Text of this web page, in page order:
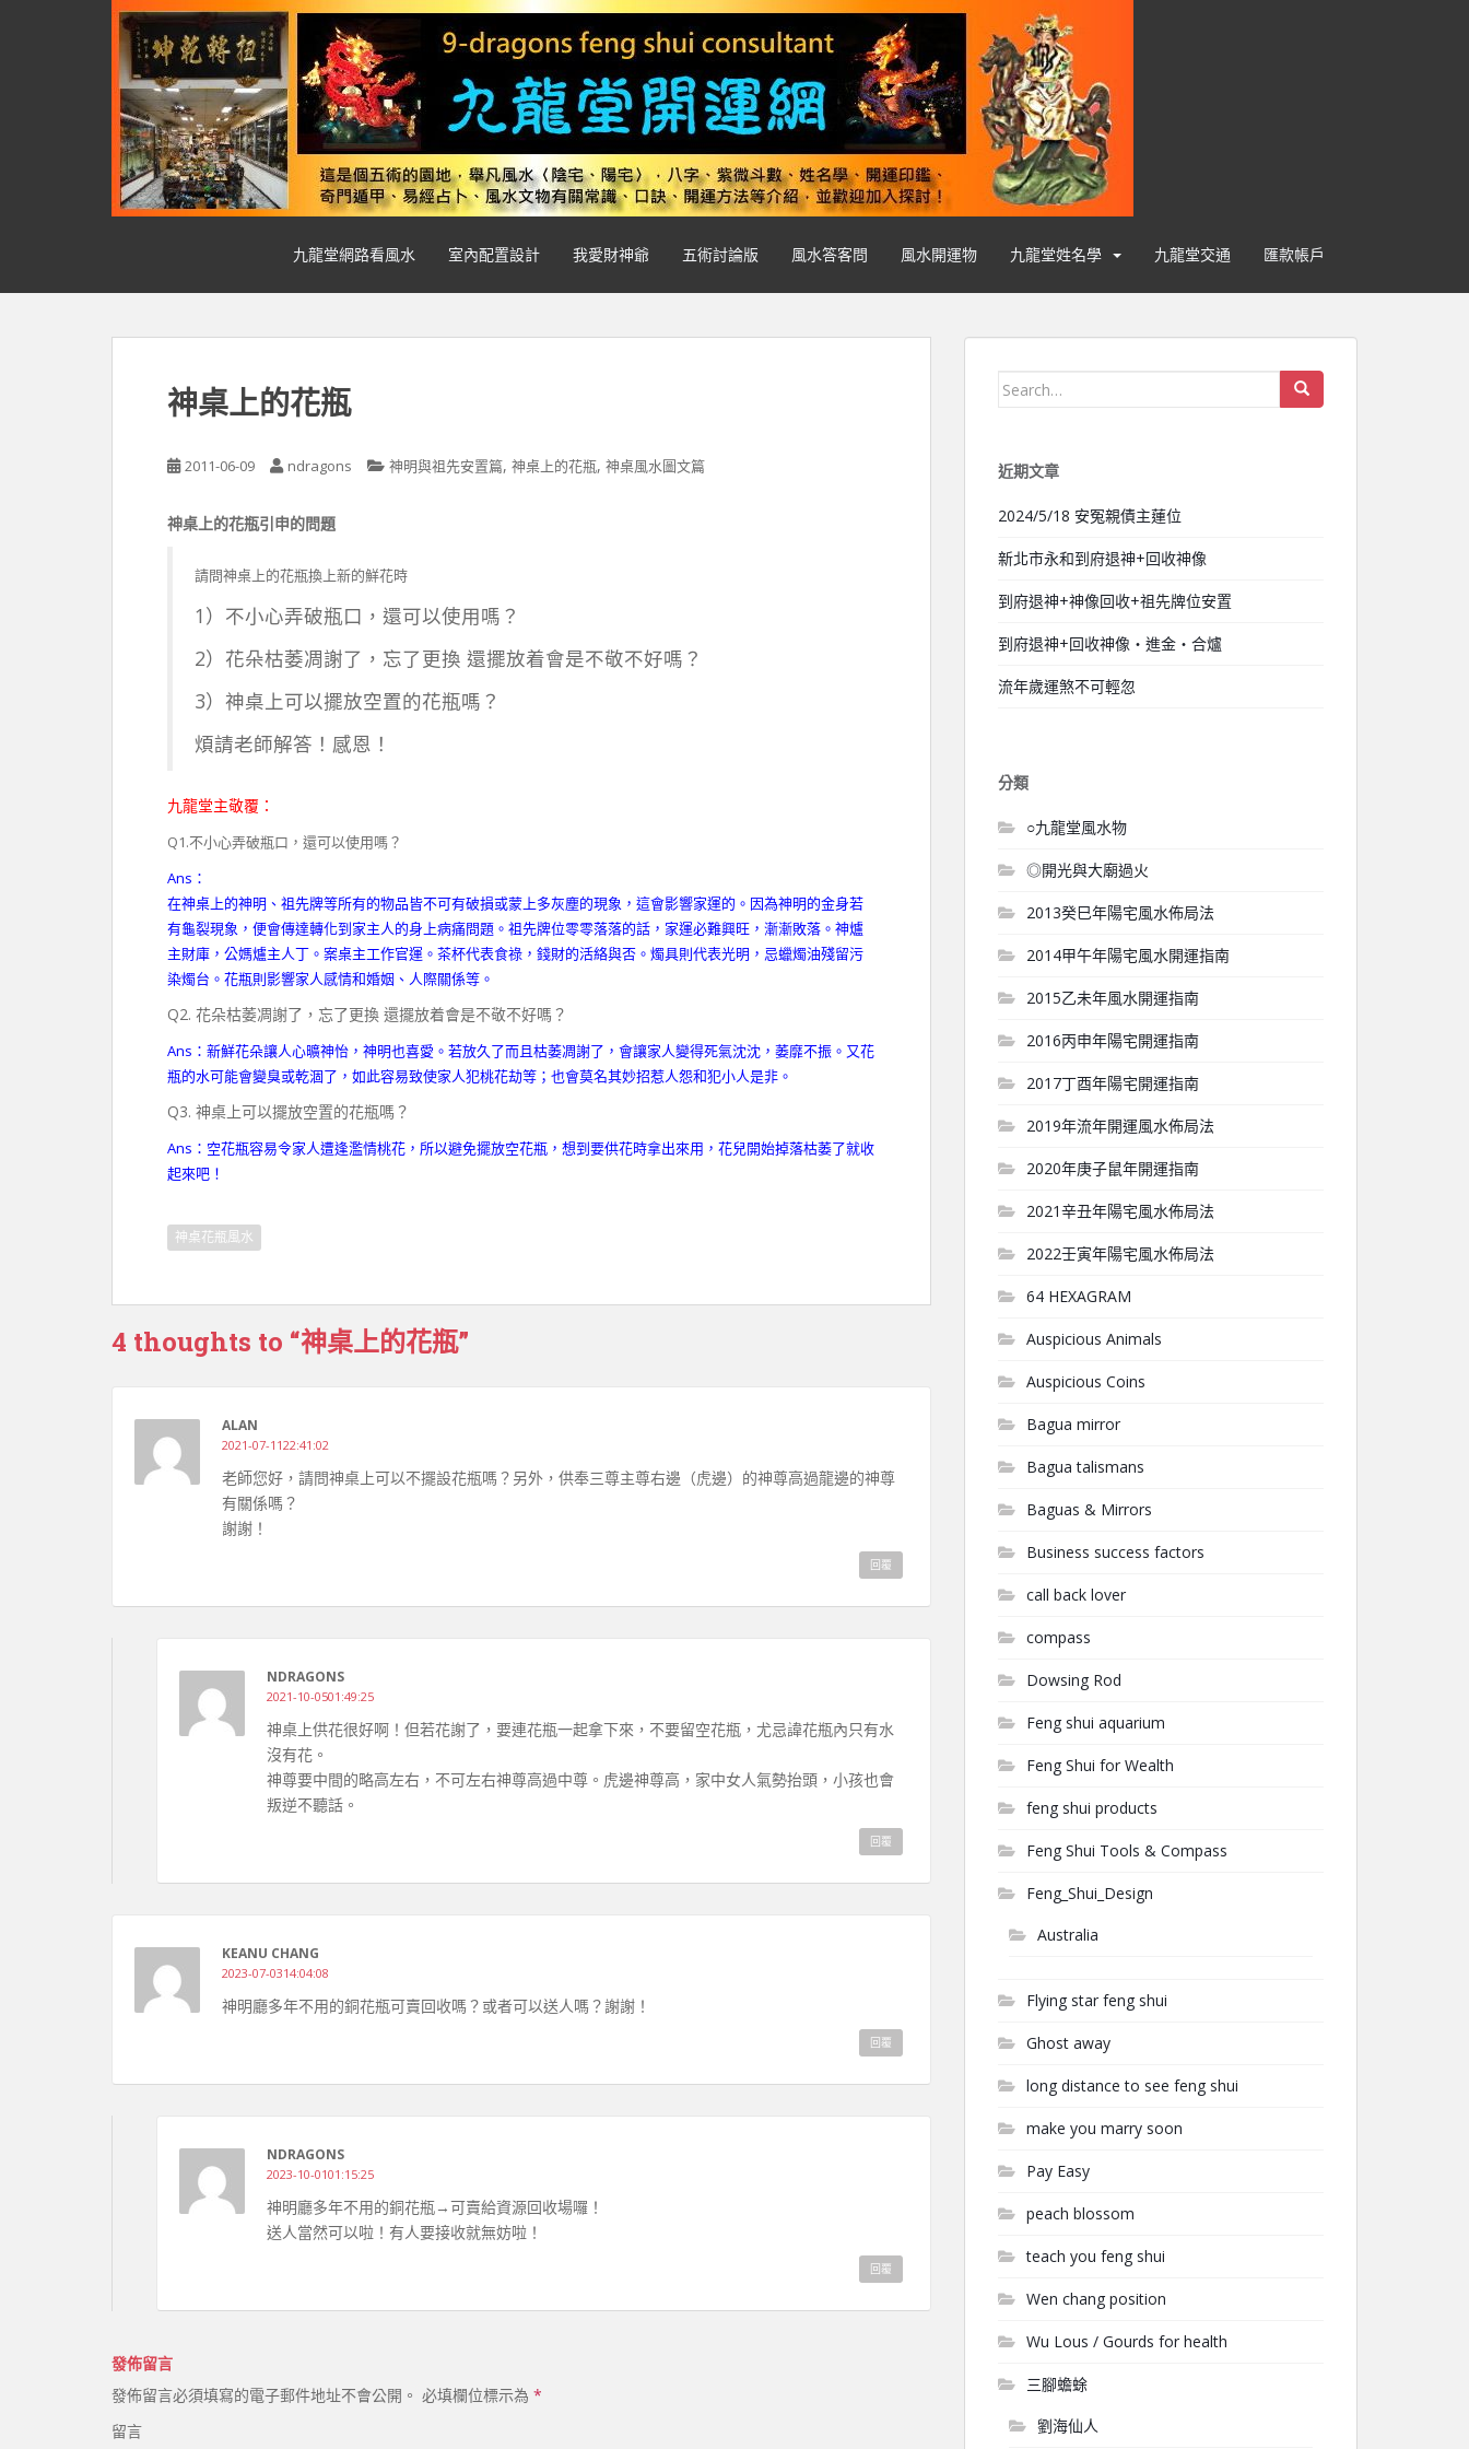
o
九龍堂網路看風水 室內配置設計 我愛財神爺 五術討論版 風水答客問 風水開運物 九龍堂姓名學 九龍堂交通 匯款帳戶
神桌上的花瓶
2011-06-09 ndragons 神明與祖先安置篇, 神桌上的花瓶, 神桌風水圖文篇
神桌上的花瓶引申的問題
請問神桌上的花瓶換上新的鮮花時
1）不小心弄破瓶口，還可以使用嗎？
2）花朵枯萎凋謝了，忘了更換 還擺放着會是不敬不好嗎？
3）神桌上可以擺放空置的花瓶嗎？
煩請老師解答！感恩！
九龍堂主敬覆：
Q1.不小心弄破瓶口，還可以使用嗎？
Ans ：
在神桌上的神明、祖先牌等所有的物品皆不可有破損或蒙上多灰塵的現象，這會影響家運的。因為神明的金身若
有龜裂現象，便會傳達轉化到家主人的身上病痛問題。祖先牌位零零落落的話，家運必難興旺，漸漸敗落。神爐
主財庫，公媽爐主人丁。案桌主工作官運。茶杯代表食祿，錢財的活絡與否。燭具則代表光明，忌蠟燭油殘留污
染燭台。花瓶則影響家人感情和婚姻、人際關係等。
Q2. 花朵枯萎凋謝了，忘了更換 還擺放着會是不敬不好嗎？
Ans：新鮮花朵讓人心曠神怡，神明也喜愛。若放久了而且枯萎凋謝了，會讓家人變得死氣沈沈，萎靡不振。又花
瓶的水可能會變臭或乾涸了，如此容易致使家人犯桃花劫等；也會莫名其妙招惹人怨和犯小人是非。
Q3. 神桌上可以擺放空置的花瓶嗎？
Ans：空花瓶容易令家人遭逢濫情桃花，所以避免擺放空花瓶，想到要供花時拿出來用，花兒開始掉落枯萎了就收
起來吧！
神桌花瓶風水
4 thoughts to “神桌上的花瓶”
ALAN
2021-07-1122:41:02
老師您好，請問神桌上可以不擺設花瓶嗎？另外，供奉三尊主尊右邊（虎邊）的神尊高過龍邊的神尊
有關係嗎？
謝謝！
回覆
NDRAGONS
2021-10-0501:49:25
神桌上供花很好啊！但若花謝了，要連花瓶一起拿下來，不要留空花瓶，尤忌諱花瓶內只有水
沒有花。
神尊要中間的略高左右，不可左右神尊高過中尊。虎邊神尊高，家中女人氣勢抬頭，小孩也會
叛逆不聽話。
回覆
KEANU CHANG
2023-07-0314:04:08
神明廳多年不用的銅花瓶可賣回收嗎？或者可以送人嗎？謝謝！
回覆
NDRAGONS
2023-10-0101:15:25
神明廳多年不用的銅花瓶→可賣給資源回收場囉！
送人當然可以啦！有人要接收就無妨啦！
回覆
發佈留言
發佈留言必須填寫的電子郵件地址不會公開。 必填欄位標示為 *
留言
Search for:
近期文章
2024/5/18 安冤親債主蓮位
新北市永和到府退神+回收神像
到府退神+神像回收+祖先牌位安置
到府退神+回收神像‧進金‧合爐
流年歲運煞不可輕忽
分類
○九龍堂風水物
◎開光與大廟過火
2013癸巳年陽宅風水佈局法
2014甲午年陽宅風水開運指南
2015乙未年風水開運指南
2016丙申年陽宅開運指南
2017丁酉年陽宅開運指南
2019年流年開運風水佈局法
2020年庚子鼠年開運指南
2021辛丑年陽宅風水佈局法
2022壬寅年陽宅風水佈局法
64 HEXAGRAM
Auspicious Animals
Auspicious Coins
Bagua mirror
Bagua talismans
Baguas & Mirrors
Business success factors
call back lover
compass
Dowsing Rod
Feng shui aquarium
Feng Shui for Wealth
feng shui products
Feng Shui Tools & Compass
Feng_Shui_Design
Australia
Flying star feng shui
Ghost away
long distance to see feng shui
make you marry soon
Pay Easy
peach blossom
teach you feng shui
Wen chang position
Wu Lous / Gourds for health
三腳蟾蜍
劉海仙人